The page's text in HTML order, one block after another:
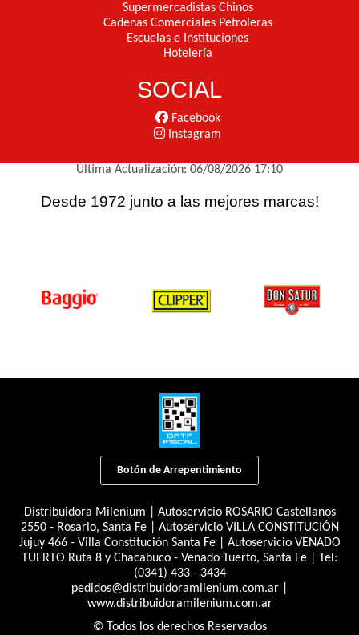
Supermercadistas Chinos
Cadenas Comerciales Petroleras
Escuelas e Instituciones
Hotelería
SOCIAL
Facebook
Instagram
Última Actualización: 06/08/2026 17:10
Desde 1972 junto a las mejores marcas!
Botón de Arrepentimiento
Distribuidora Milenium | Autoservicio ROSARIO Castellanos
2550 - Rosario, Santa Fe | Autoservicio VILLA CONSTITUCIÓN
Jujuy 466 - Villa Constitución Santa Fe | Autoservicio VENADO
TUERTO Ruta 8 y Chacabuco - Venado Tuerto, Santa Fe | Tel:
(0341) 433 - 3434
pedidos@distribuidoramilenium.com.ar
www.distribuidoramilenium.com.ar
© Todos los derechos Reservados